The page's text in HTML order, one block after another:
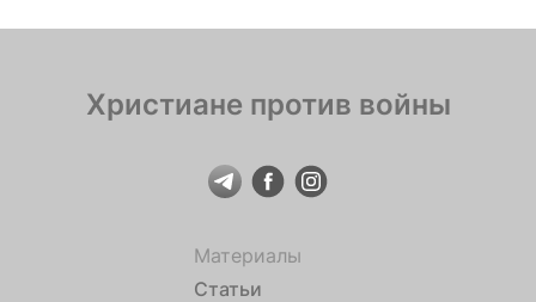
Христиане против войны
Материалы
Статьи